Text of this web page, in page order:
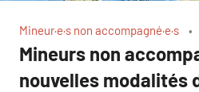
Mineur·e·s non accompagné·e·s
Mineurs non
nouvelles modalités